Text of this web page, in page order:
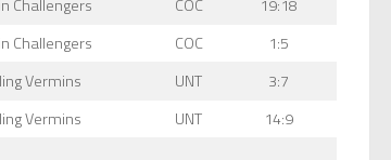
Challengers COC
19:18
Challengers COC
1:5
Vermins UNT
3:7
Vermins UNT
14:9